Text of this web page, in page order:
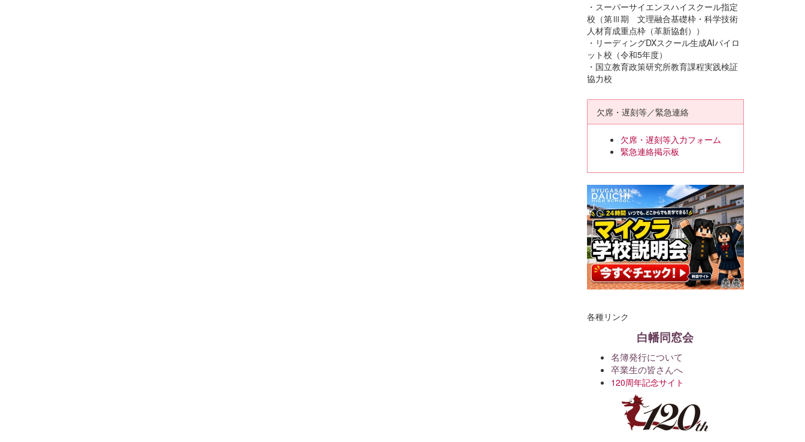
・スーパーサイエンスハイスクール指定
校（第Ⅲ期 文理融合基礎枠・科学技術
人材育成重点枠（革新協創））
・リーディングDXスクール生成AIパイロ
ット校（令和5年度）
・国立教育政策研究所教育課程実践検証
協力校
欠席・遅刻等／緊急連絡
欠席・遅刻等入力フォーム
緊急連絡掲示板
各種リンク
白幡同窓会
名簿発行について
卒業生の皆さんへ
120周年記念サイト